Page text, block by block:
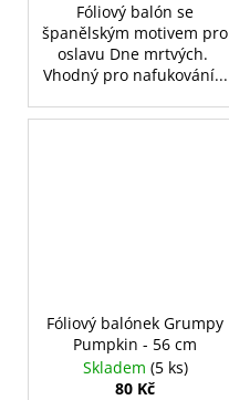
Fóliový balón se
španělským motivem pro
oslavu Dne mrtvých.
Vhodný pro nafukování...
Fóliový balónek Grumpy
Pumpkin - 56 cm
Skladem (5 ks)
80 Kč